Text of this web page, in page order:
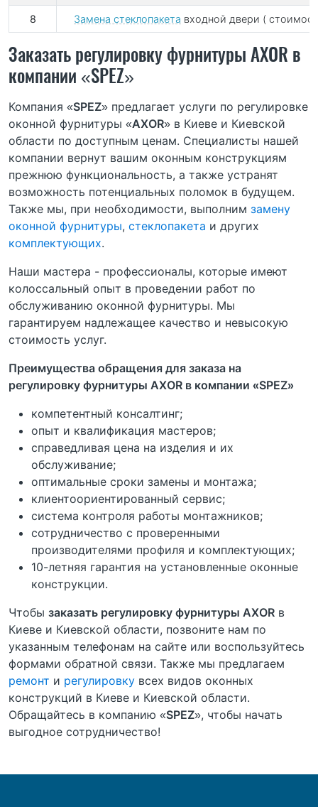
8 Замена стеклопакета входной двери (
Заказать регулировку фурнитуры AXOR в
компании «SPEZ»
Компания «SPEZ» предлагает услуги по регулировке
оконной фурнитуры «AXOR» в Киеве и Киевской
области по доступным ценам. Специалисты нашей
компании вернут вашим оконным конструкциям
прежнюю функциональность, а также устранят
возможность потенциальных поломок в будущем.
Также мы, при необходимости, выполним замену
оконной фурнитуры, стеклопакета и других
комплектующих.
Наши мастера - профессионалы, которые имеют
колоссальный опыт в проведении работ по
обслуживанию оконной фурнитуры. Мы
гарантируем надлежащее качество и невысокую
стоимость услуг.
Преимущества обращения для заказа на
регулировку фурнитуры AXOR в компании «SPEZ»
компетентный консалтинг;
опыт и квалификация мастеров;
справедливая цена на изделия и их
обслуживание;
оптимальные сроки замены и монтажа;
клиентоориентированный сервис;
система контроля работы монтажников;
сотрудничество с проверенными
производителями профиля и комплектующих;
10-летняя гарантия на установленные оконные
конструкции.
Чтобы заказать регулировку фурнитуры AXOR в
Киеве и Киевской области, позвоните нам по
указанным телефонам на сайте или воспользуйтесь
формами обратной связи. Также мы предлагаем
ремонт и регулировку всех видов оконных
конструкций в Киеве и Киевской области.
Обращайтесь в компанию «SPEZ», чтобы начать
выгодное сотрудничество!